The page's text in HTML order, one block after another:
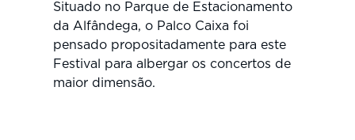
Situado no Parque de Estacionamento
da Alfândega, o Palco Caixa foi
pensado propositadamente para este
Festival para albergar os concertos de
maior dimensão.